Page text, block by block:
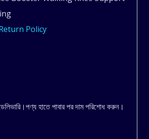
Policy
হাতে পাবার পর দাম পরিশোধ করুন।